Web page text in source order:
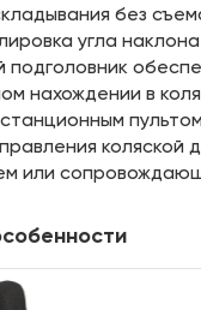
без
угла
подголовник
нахождении в
коляской
или